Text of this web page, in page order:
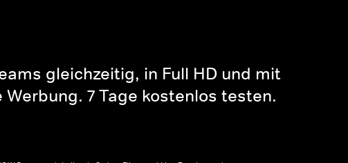
gleichzeitig, in Full HD und mit
Werbung. 7 Tage kostenlos testen.